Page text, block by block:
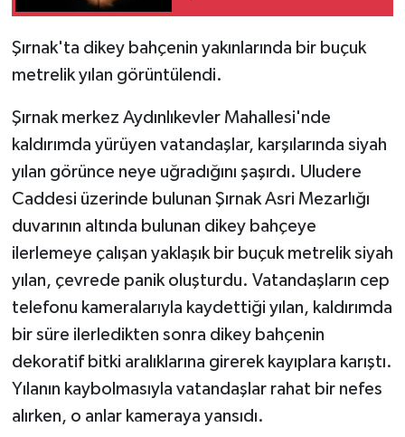
Şırnak'ta dikey bahçenin yakınlarında bir buçuk
metrelik yılan görüntülendi.
Şırnak merkez Aydınlıkevler Mahallesi'nde
kaldırımda yürüyen vatandaşlar, karşılarında siyah
yılan görünce neye uğradığını şaşırdı. Uludere
Caddesi üzerinde bulunan Şırnak Asri Mezarlığı
duvarının altında bulunan dikey bahçeye
ilerlemeye çalışan yaklaşık bir buçuk metrelik siyah
yılan, çevrede panik oluşturdu. Vatandaşların cep
telefonu kameralarıyla kaydettiği yılan, kaldırımda
bir süre ilerledikten sonra dikey bahçenin
dekoratif bitki aralıklarına girerek kayıplara karıştı.
Yılanın kaybolmasıyla vatandaşlar rahat bir nefes
alırken, o anlar kameraya yansıdı.